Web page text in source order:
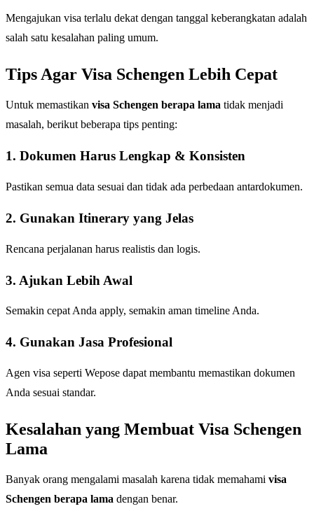
Mengajukan visa terlalu dekat dengan tanggal keberangkatan adalah
salah satu kesalahan paling umum.
Tips Agar Visa Schengen Lebih Cepat
Untuk memastikan visa Schengen berapa lama tidak menjadi
masalah, berikut beberapa tips penting:
1. Dokumen Harus Lengkap & Konsisten
Pastikan semua data sesuai dan tidak ada perbedaan antardokumen.
2. Gunakan Itinerary yang Jelas
Rencana perjalanan harus realistis dan logis.
3. Ajukan Lebih Awal
Semakin cepat Anda apply, semakin aman timeline Anda.
4. Gunakan Jasa Profesional
Agen visa seperti Wepose dapat membantu memastikan dokumen
Anda sesuai standar.
Kesalahan yang Membuat Visa Schengen
Lama
Banyak orang mengalami masalah karena tidak memahami visa
Schengen berapa lama dengan benar.